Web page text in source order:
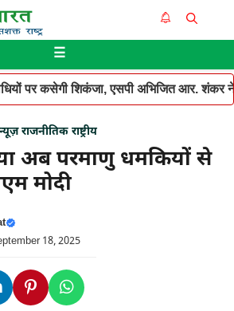
☰
पर कसेगी शिकंजा, एसपी अभिजित आर. शंकर ने
राजनीतिक राष्ट्रीय
अब परमाणु धमकियों से
मोदी
18, 2025